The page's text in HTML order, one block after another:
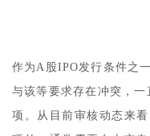
作为A股IPO发行条件之
与该等要求存在冲突，
项。从目前审核动态来